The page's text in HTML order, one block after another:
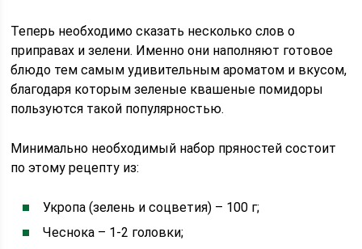
Теперь необходимо сказать несколько слов о
приправах и зелени. Именно они наполняют готовое
блюдо тем самым удивительным ароматом и вкусом,
благодаря которым зеленые квашеные помидоры
пользуются такой популярностью.
Минимально необходимый набор пряностей состоит
по этому рецепту из:
Укропа (зелень и соцветия) – 100 г;
Чеснока – 1-2 головки;